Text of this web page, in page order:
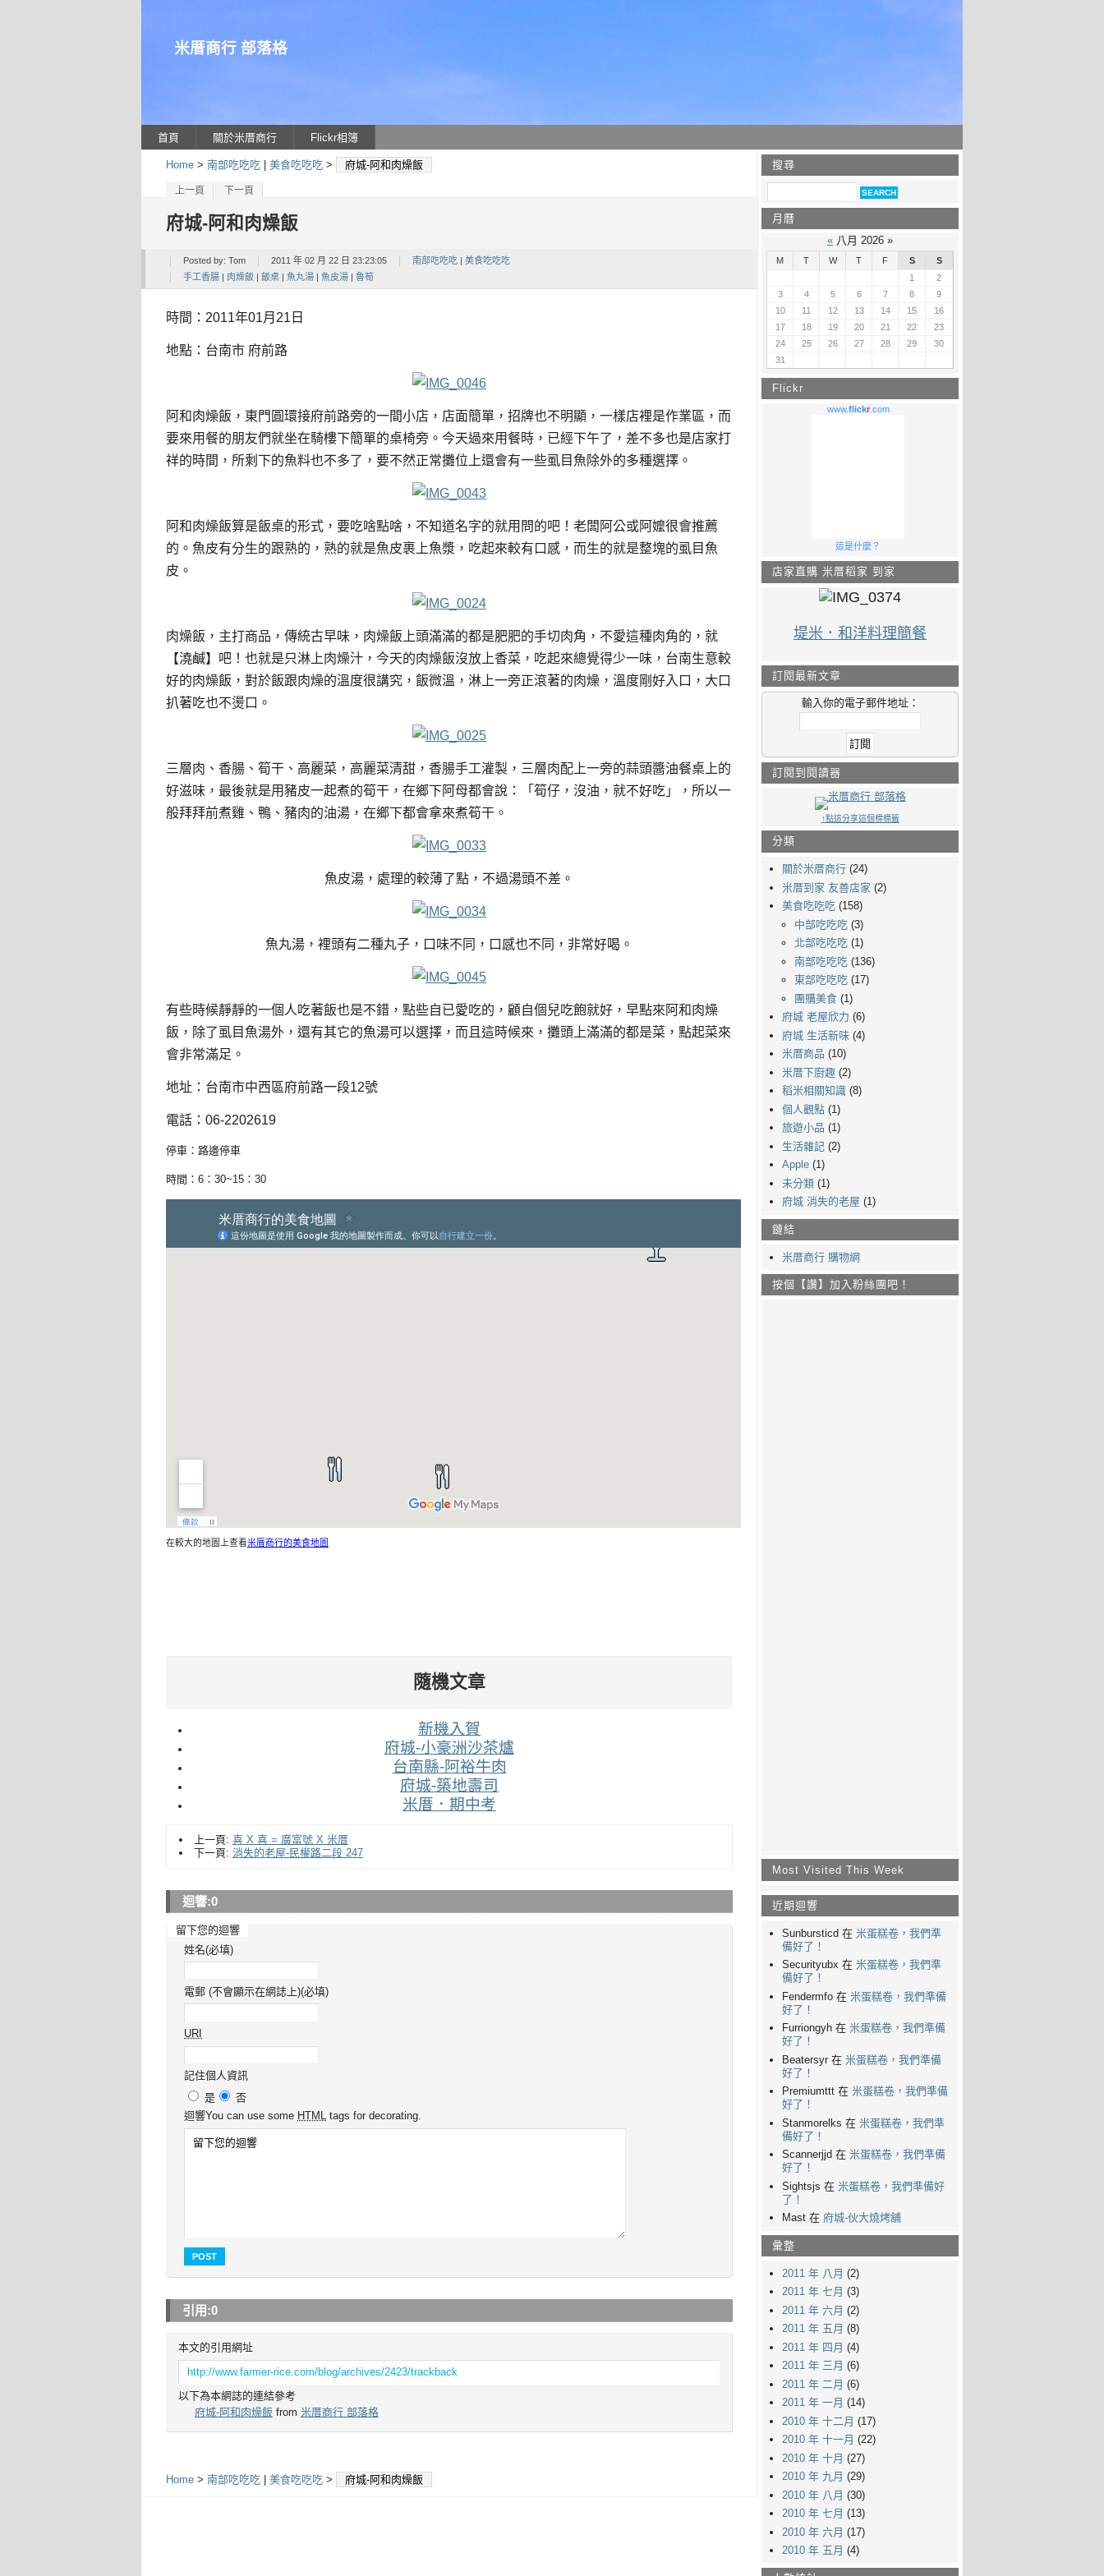
米厝商行 部落格
首頁 關於米厝商行 Flickr相簿
Home > 南部吃吃吃 美食吃吃吃 > 府城-阿和肉燥飯
上一頁 下一頁
府城-阿和肉燥飯
Posted by: Tom 2011 年 02 月 22 日 23:23:05 南部吃吃吃
美食吃吃吃
手工香腸 | 肉燥飯 | 飯桌 | 魚丸湯 | 魚皮湯 | 魯筍
時間：2011年01月21日
地點：台南市 府前路
阿和肉燥飯，東門圓環接府前路旁的一間小店，店面簡單，招牌也不明顯，一樣店裡是作業區，而
要來用餐的朋友們就坐在騎樓下簡單的桌椅旁。今天過來用餐時，已經下午了，差不多也是店家打
祥的時間，所剩下的魚料也不多了，要不然正常攤位上還會有一些虱目魚除外的多種選擇。
阿和肉燥飯算是飯桌的形式，要吃啥點啥，不知道名字的就用問的吧！老闆阿公或阿嬤很會推薦
的。魚皮有分生的跟熟的，熟的就是魚皮裹上魚漿，吃起來較有口感，而生的就是整塊的虱目魚
皮。
肉燥飯，主打商品，傳統古早味，肉燥飯上頭滿滿的都是肥肥的手切肉角，不愛這種肉角的，就
【澆鹹】吧！也就是只淋上肉燥汁，今天的肉燥飯沒放上香菜，吃起來總覺得少一味，台南生意較
好的肉燥飯，對於飯跟肉燥的溫度很講究，飯微溫，淋上一旁正滾著的肉燥，溫度剛好入口，大口
扒著吃也不燙口。
三層肉、香腸、筍干、高麗菜，高麗菜清甜，香腸手工灌製，三層肉配上一旁的蒜頭醬油餐桌上的
好滋味，最後就是用豬皮一起煮的筍干，在鄉下阿母都會說：「筍仔，沒油，就不好吃」，所以一
般拜拜前煮雞、鴨、豬肉的油湯，在鄉下都會拿來煮筍干。
魚皮湯，處理的較薄了點，不過湯頭不差。
魚丸湯，裡頭有二種丸子，口味不同，口感也不同，非常好喝。
有些時候靜靜的一個人吃著飯也是不錯，點些自已愛吃的，顧自個兒吃飽就好，早點來阿和肉燥
飯，除了虱目魚湯外，還有其它的魚湯可以選擇，而且這時候來，攤頭上滿滿的都是菜，點起菜來
會非常滿足。
地址：台南市中西區府前路一段12號
電話：06-2202619
停車：路邊停車
時間：6：30~15：30
在較大的地圖上查看米厝商行的美食地圖
隨機文章
新機入賀
府城-小豪洲沙茶爐
台南縣-阿裕牛肉
府城-築地壽司
米厝．期中考
上一頁: 喜 X 喜 = 廣富號 X 米厝
下一頁: 消失的老屋-民權路二段 247
迴響:0
留下您的迴響
姓名(必填)
電郵 (不會顯示在網誌上)(必填)
URI
記住個人資訊
是
否
迴響You can use some HTML tags for decorating.
引用:0
本文的引用網址
http://www.farmer-rice.com/blog/archives/2423/trackback
以下為本網誌的連結參考
府城-阿和肉燥飯 from 米厝商行 部落格
Home > 南部吃吃吃 | 美食吃吃吃 > 府城-阿和肉燥飯
搜尋
月曆
« 八月 2026 »
M T W T F S
S
1
2
3
4 5 6 7 8
9
10
11 12 13 14 15
16
17
18 19 20 21 22
23
24
25 26 27 28 29
30
31
Flickr
www.flickr.com
這是什麼？
店家直購 米厝稻家 到家
堤米．和洋料理簡餐
訂閱最新文章
輸入你的電子郵件地址：
訂閱到閱讀器
↑點這分享這個標標籤
分類
關於米厝商行 (24)
米厝到家 友善店家 (2)
美食吃吃吃 (158)
中部吃吃吃 (3)
北部吃吃吃 (1)
南部吃吃吃 (136)
東部吃吃吃 (17)
團購美食 (1)
府城 老屋欣力 (6)
府城 生活新味 (4)
米厝商品 (10)
米厝下廚趣 (2)
稻米相關知識 (8)
個人觀點 (1)
旅遊小品 (1)
生活雜記 (2)
Apple (1)
未分類 (1)
府城 消失的老屋 (1)
鏈結
米厝商行 購物網
按個【讚】加入粉絲團吧！
Most Visited This Week
近期迴響
Sunbursticd 在 米蛋糕卷，我們準
備好了！
Securityubx 在 米蛋糕卷，我們準
備好了！
Fendermfo 在 米蛋糕卷，我們準備
好了！
Furriongyh 在 米蛋糕卷，我們準備
好了！
Beatersyr 在 米蛋糕卷，我們準備
好了！
Premiumttt 在 米蛋糕卷，我們準備
好了！
Stanmorelks 在 米蛋糕卷，我們準
備好了！
Scannerjjd 在 米蛋糕卷，我們準備
好了！
Sightsjs 在 米蛋糕卷，我們準備好
了！
Mast 在 府城-伙大燒烤舖
彙整
2011 年 八月 (2)
2011 年 七月 (3)
2011 年 六月 (2)
2011 年 五月 (8)
2011 年 四月 (4)
2011 年 三月 (6)
2011 年 二月 (6)
2011 年 一月 (14)
2010 年 十二月 (17)
2010 年 十一月 (22)
2010 年 十月 (27)
2010 年 九月 (29)
2010 年 八月 (30)
2010 年 七月 (13)
2010 年 六月 (17)
2010 年 五月 (4)